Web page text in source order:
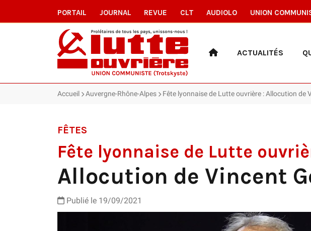
PORTAIL JOURNAL REVUE CLT AUDIOLO UNION
ACTUALITÉS
Accueil Auvergne-Rhône-Alpes Fête lyonnaise de Lutte ouvrière : Allocution de
FÊTES
Fête lyonnaise de Lutte
Allocution de Vincent
Publié le 19/09/2021